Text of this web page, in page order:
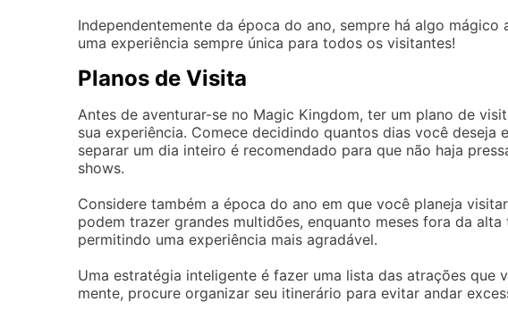
Independentemente da época do ano, sempre há algo
uma experiência sempre única para todos os visitantes!
Planos de Visita
Antes de aventurar-se no Magic Kingdom, ter um plano de
sua experiência. Comece decidindo quantos dias você deseja
separar um dia inteiro é recomendado para que não haja
shows.
Considere também a época do ano em que você planeja
podem trazer grandes multidões, enquanto meses fora da
permitindo uma experiência mais agradável.
Uma estratégia inteligente é fazer uma lista das atrações que
mente, procure organizar seu itinerário para evitar andar